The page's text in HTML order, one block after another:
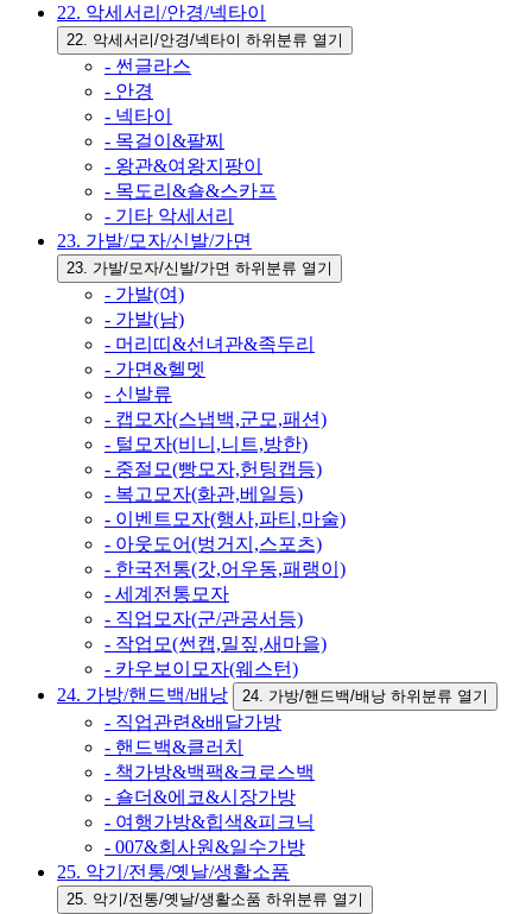
22. 악세서리/안경/넥타이
22. 악세서리/안경/넥타이 하위분류 열기
- 썬글라스
- 안경
- 넥타이
- 목걸이&팔찌
- 왕관&여왕지팡이
- 목도리&숄&스카프
- 기타 악세서리
23. 가발/모자/신발/가면
23. 가발/모자/신발/가면 하위분류 열기
- 가발(여)
- 가발(남)
- 머리띠&선녀관&족두리
- 가면&헬멧
- 신발류
- 캡모자(스냅백,군모,패션)
- 털모자(비니,니트,방한)
- 중절모(빵모자,헌팅캡등)
- 복고모자(화관,베일등)
- 이벤트모자(행사,파티,마술)
- 아웃도어(벙거지,스포츠)
- 한국전통(갓,어우동,패랭이)
- 세계전통모자
- 직업모자(군/관공서등)
- 작업모(썬캡,밀짚,새마을)
- 카우보이모자(웨스턴)
24. 가방/핸드백/배낭
24. 가방/핸드백/배낭 하위분류 열기
- 직업관련&배달가방
- 핸드백&클러치
- 책가방&백팩&크로스백
- 숄더&에코&시장가방
- 여행가방&힙색&피크닉
- 007&회사원&일수가방
25. 악기/전통/옛날/생활소품
25. 악기/전통/옛날/생활소품 하위분류 열기